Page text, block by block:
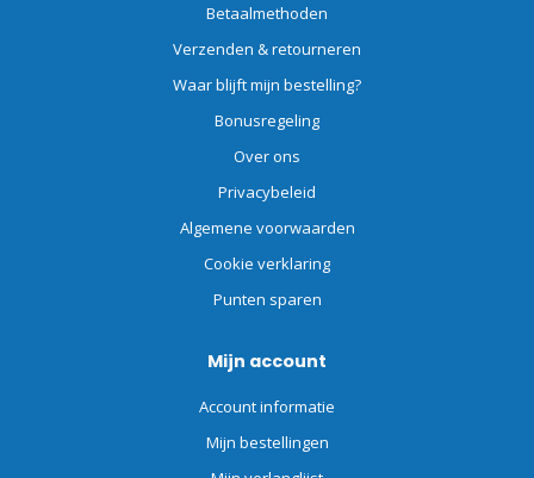
Betaalmethoden
Verzenden & retourneren
Waar blijft mijn bestelling?
Bonusregeling
Over ons
Privacybeleid
Algemene voorwaarden
Cookie verklaring
Punten sparen
Mijn account
Account informatie
Mijn bestellingen